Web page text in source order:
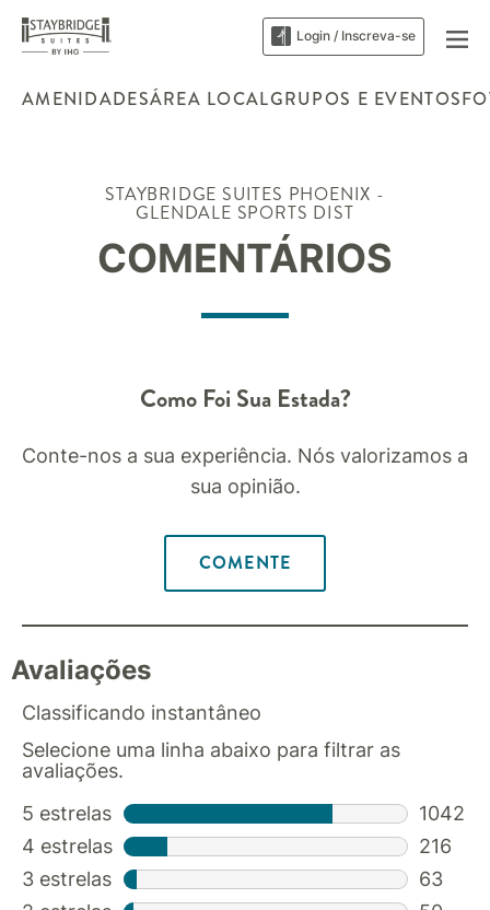
Login / Inscreva-se
AMENIDADESÁREA LOCALGRUPOS E EVENTOS
STAYBRIDGE SUITES PHOENIX -
GLENDALE SPORTS DIST
COMENTÁRIOS
Como Foi Sua Estada?
Conte-nos a sua experiência. Nós valorizamos a
sua opinião.
COMENTE